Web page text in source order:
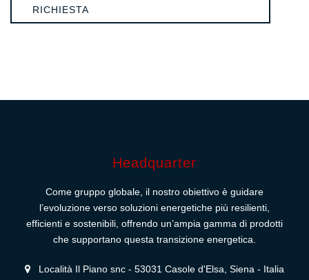
RICHIESTA
Headquarter
Come gruppo globale, il nostro obiettivo è guidare
l’evoluzione verso soluzioni energetiche più resilienti,
efficienti e sostenibili, offrendo un’ampia gamma di prodotti
che supportano questa transizione energetica.
Località Il Piano snc - 53031 Casole d'Elsa, Siena - Italia